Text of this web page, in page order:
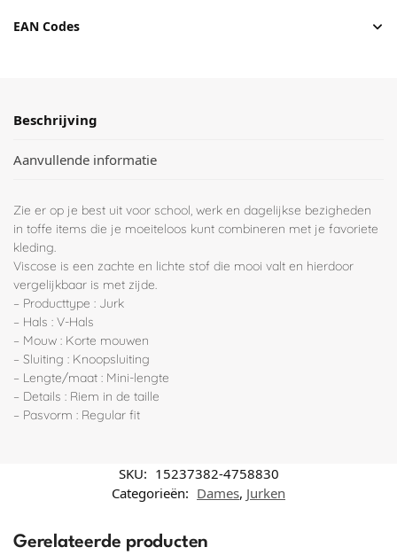
EAN Codes
Beschrijving
Aanvullende informatie
Zie er op je best uit voor school, werk en dagelijkse bezigheden
in toffe items die je moeiteloos kunt combineren met je favoriete
kleding.
Viscose is een zachte en lichte stof die mooi valt en hierdoor
vergelijkbaar is met zijde.
– Producttype : Jurk
– Hals : V-Hals
– Mouw : Korte mouwen
– Sluiting : Knoopsluiting
– Lengte/maat : Mini-lengte
– Details : Riem in de taille
– Pasvorm : Regular fit
SKU: 15237382-4758830
Categorieën: Dames, Jurken
Gerelateerde producten